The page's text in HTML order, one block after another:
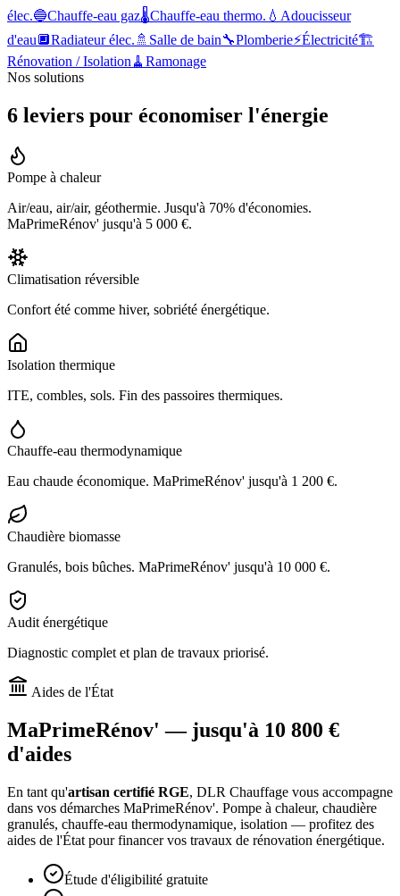
élec.🔵Chauffe-eau gaz🌡️Chauffe-eau thermo. 💧 Adoucisseur
d'eau🔲Radiateur élec. 🚿 Salle de bain🔧Plomberie⚡Électricité🏗️
Rénovation / Isolation 🧹 Ramonage
Nos solutions
6 leviers pour économiser l'énergie
Pompe à chaleur
Air/eau, air/air, géothermie. Jusqu'à 70% d'économies.
MaPrimeRénov' jusqu'à 5 000 €.
Climatisation réversible
Confort été comme hiver, sobriété énergétique.
Isolation thermique
ITE, combles, sols. Fin des passoires thermiques.
Chauffe-eau thermodynamique
Eau chaude économique. MaPrimeRénov' jusqu'à 1 200 €.
Chaudière biomasse
Granulés, bois bûches. MaPrimeRénov' jusqu'à 10 000 €.
Audit énergétique
Diagnostic complet et plan de travaux priorisé.
Aides de l'État
MaPrimeRénov' — jusqu'à 10 800 €
d'aides
En tant qu'artisan certifié RGE, DLR Chauffage vous accompagne
dans vos démarches MaPrimeRénov'. Pompe à chaleur, chaudière
granulés, chauffe-eau thermodynamique, isolation — profitez des
aides de l'État pour financer vos travaux de rénovation énergétique.
Étude d'éligibilité gratuite